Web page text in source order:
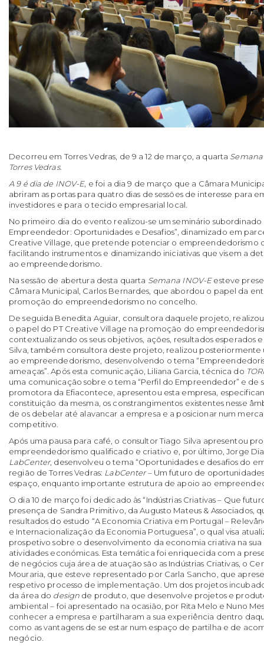
Decorreu em Torres Vedras, de 9 a 12 de março, a quarta
Torres Vedras.
A 9 é dia de INOV-E, e foi a dia 9 de março que a Câmara
abriram as portas para quatro dias de sessões de interesse para
investidores e para o tecido empresarial local.
No primeiro dia do evento realizou-se um seminário
Empreendedor: Oportunidades e Desafios”, dinamizado em
Creative Village, que pretende potenciar o empreendedorismo
facilitando instrumentos e dinamizando iniciativas que visem a
ao empreendedorismo.
Na sessão de abertura desta quarta Semana INOV-Eesteve
Câmara Municipal, Carlos Bernardes, que abordou o papel da
promoção do empreendedorismo no concelho.
De seguida Benedita Aguiar, consultora daquele projeto,
o papel do PT Creative Village na promoção do
contextualizando os seus objetivos, ações, resultados esperados
Silva, também consultora deste projeto, realizou
ao empreendedorismo, desenvolvendo o tema
ameaças”. Após esta comunicação, Liliana Garcia, técnica do
uma comunicação sobre o tema “Perfil do Empreendedor” e de
promotora da Efiacontece, apresentou esta empresa,
constituição da mesma, os constrangimentos existentes nesse
de os debelar até alavancar a empresa e a posicionar num
competitivo.
Após uma pausa para café, o consultor Tiago Silva apresentou
empreendedorismo qualificado e criativo e, por último, Jorge
LabCenter, desenvolveu o tema “Oportunidades e desafios do
região de Torres Vedras: LabCenter– Um futuro de
espaço, enquanto importante estrutura de apoio ao
O dia 10 de março foi dedicado às “Indústrias Criativas – Que
presença de Sandra Primitivo, da Augusto Mateus & Associados,
resultados do estudo “A Economia Criativa em Portugal –
e Internacionalização da Economia Portuguesa”, o qual visa
prospetivo sobre o desenvolvimento da economia criativa na
atividades económicas. Esta temática foi enriquecida com a
de negócios cuja área de atuação são as Indústrias Criativas, o
Mouraria, que esteve representado por Carla Sancho, que
respetivo processo de implementação. Um dos projetos
da área do design de produto, que desenvolve projetos e
ambiental – foi apresentado na ocasião, por Rita Melo e Nuno
conhecer a empresa e partilharam a sua experiência dentro
como as vantagens de se estar num espaço de partilha e de
negócio.